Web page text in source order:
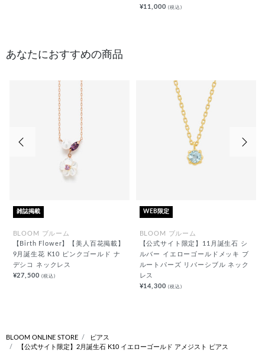
¥11,000(税込)
あなたにおすすめの商品
雑誌掲載
BLOOM ブルーム
【Birth Flower】【美人百花掲載】
9月誕生花 K10 ピンクゴールド ナ
デシコ ネックレス
¥27,500(税込)
WEB限定
BLOOM ブルーム
【公式サイト限定】11月誕生石 シ
ルバー イエローゴールドメッキ ブ
ルートパーズ リバーシブル ネック
レス
¥14,300(税込)
BLOOM ONLINE STORE
ピアス
【公式サイト限定】2月誕生石 K10 イエローゴールド アメジスト ピアス